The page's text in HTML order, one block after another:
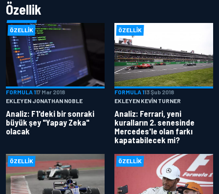
Özellik
ÖZELLIK
FORMULA 117 Mar 2018
EKLEYEN JONATHAN NOBLE
Analiz: F1'deki bir sonraki
büyük şey "Yapay Zeka"
olacak
ÖZELLIK
FORMULA 113 Şub 2018
EKLEYEN KEVIN TURNER
Analiz: Ferrari, yeni
kuralların 2. senesinde
Mercedes'le olan farkı
kapatabilecek mi?
ÖZELLIK ÖZELLIK